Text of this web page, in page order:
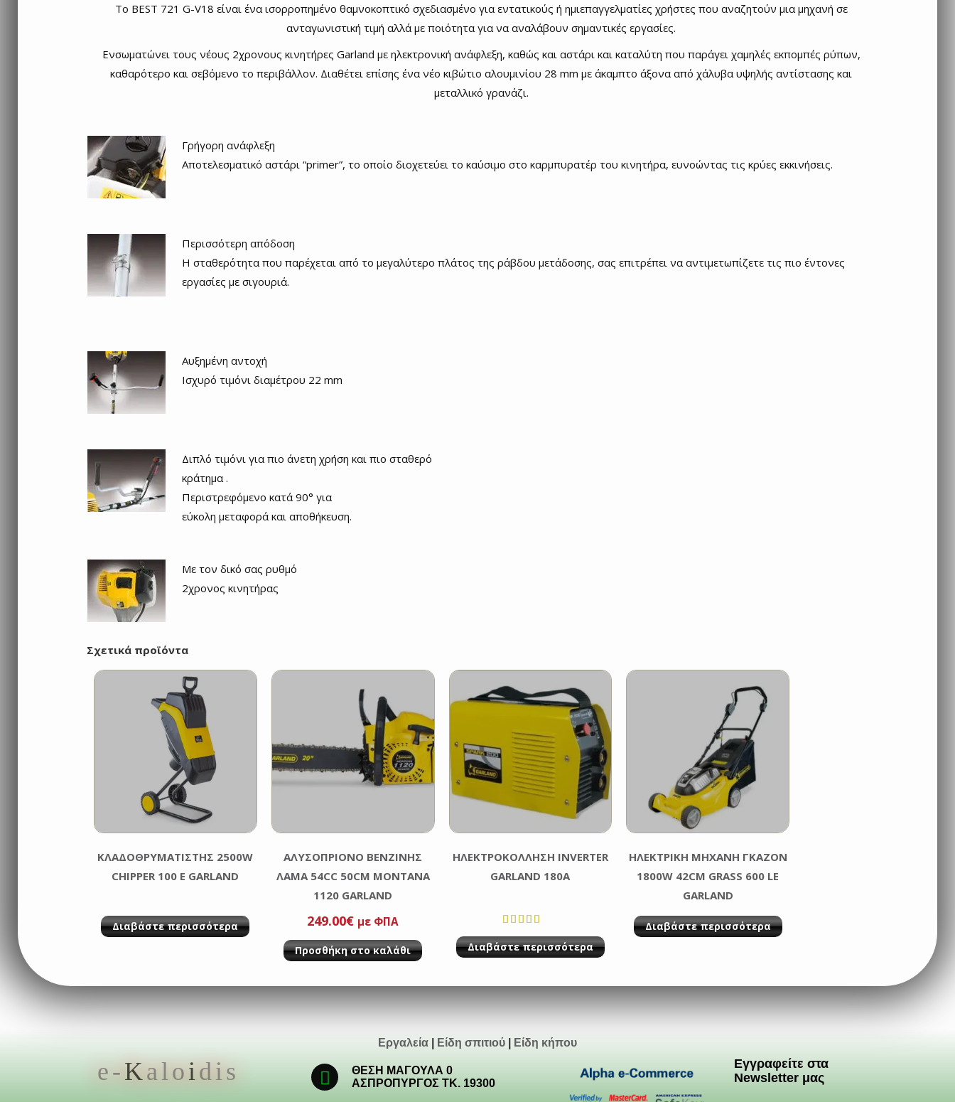
Το BEST 721 G-V18 είναι ένα ισορροπημένο θαμνοκοπτικό σχεδιασμένο για εντατικούς ή ημιεπαγγελματίες χρήστες που αναζητούν μια μηχανή σε
ανταγωνιστική τιμή αλλά με ποιότητα για να αναλάβουν σημαντικές εργασίες.
Ενσωματώνει τους νέους 2χρονους κινητήρες Garland με ηλεκτρονική ανάφλεξη, καθώς και αστάρι και καταλύτη που παράγει χαμηλές εκπομπές ρύπων,
καθαρότερο και σεβόμενο το περιβάλλον. Διαθέτει επίσης ένα νέο κιβώτιο αλουμινίου 28 mm με άκαμπτο άξονα από χάλυβα υψηλής αντίστασης και
μεταλλικό γρανάζι.
Γρήγορη ανάφλεξη
Αποτελεσματικό αστάρι “primer”, το οποίο διοχετεύει το καύσιμο στο καρμπυρατέρ του κινητήρα, ευνοώντας τις κρύες εκκινήσεις.
Περισσότερη απόδοση
Η σταθερότητα που παρέχεται από το μεγαλύτερο πλάτος της ράβδου μετάδοσης, σας επιτρέπει να αντιμετωπίζετε τις πιο έντονες
εργασίες με σιγουριά.
Αυξημένη αντοχή
Ισχυρό τιμόνι διαμέτρου 22 mm
Διπλό τιμόνι για πιο άνετη χρήση και πιο σταθερό
κράτημα .
Περιστρεφόμενο κατά 90° για
εύκολη μεταφορά και αποθήκευση.
Με τον δικό σας ρυθμό
2χρονος κινητήρας
Σχετικά προϊόντα
KΛΑΔΟΘΡΥΜΑΤΙΣΤΗΣ 2500W
CHIPPER 100 E GARLAND
Διαβάστε περισσότερα
ΑΛΥΣΟΠΡΙΟΝΟ ΒΕΝΖΙΝΗΣ
ΛΑΜΑ 54CC 50CM MONTANA
1120 GARLAND
249.00€ με ΦΠΑ
Προσθήκη στο καλάθι
ΗΛΕΚΤΡΟΚΟΛΛΗΣΗ INVERTER
GARLAND 180A
Βαθμολογ
ήθηκε με
Διαβάστε περισσότερα
ΗΛΕΚΤΡΙΚΗ ΜΗΧΑΝΗ ΓΚΑΖΟΝ
1800W 42CM GRASS 600 LE
GARLAND
Διαβάστε περισσότερα
Εργαλεία Είδη σπιτιού Είδη κήπου
e-Kaloidis
ΘΕΣΗ ΜΑΓΟΥΛΑ 0
ΑΣΠΡΟΠΥΡΓΟΣ ΤΚ. 19300
Εγγραφείτε στα
Newsletter μας